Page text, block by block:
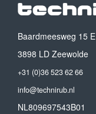
Baardmeesweg 15 E
3898 LD Zeewolde
+31 (0)36 523 62 66
info@technirub.nl
NL809697543B01